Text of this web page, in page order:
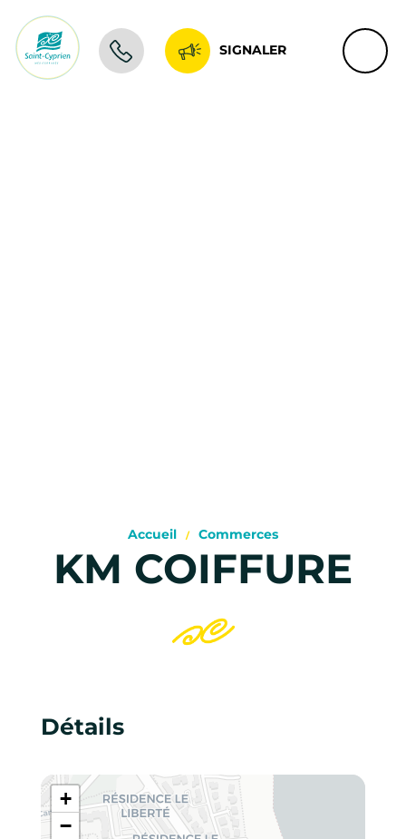
SIGNALER
Accueil Commerces
KM COIFFURE
Détails
+
−